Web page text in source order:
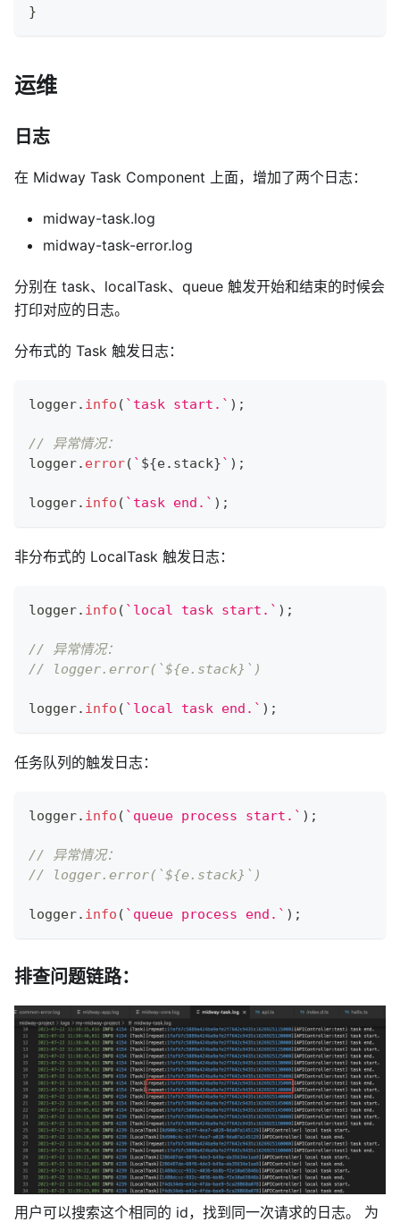
}
运维
日志
在 Midway Task Component 上面，增加了两个日志：
midway-task.log
midway-task-error.log
分别在 task、localTask、queue 触发开始和结束的时候会
打印对应的日志。
分布式的 Task 触发日志：
logger. info ( ` task start. ` ) ;
// 异常情况：
logger. error( ` ${e. stack}` ) ;
logger. info ( ` task end. ` ) ;
非分布式的 LocalTask 触发日志：
logger. info ( ` local task start. ` ) ;
// 异常情况：
// logger.error(`${e.stack}`)
logger. info ( ` local task end. ` ) ;
任务队列的触发日志：
logger. info ( ` queue process start. ` ) ;
// 异常情况：
// logger.error(`${e.stack}`)
logger. info ( ` queue process end. ` ) ;
排查问题链路：
用户可以搜索这个相同的 id，找到同一次请求的日志。 为